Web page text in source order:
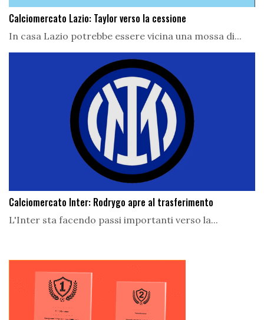
Calciomercato Lazio: Taylor verso la cessione
In casa Lazio potrebbe essere vicina una mossa di...
Calciomercato Inter: Rodrygo apre al trasferimento
L'Inter sta facendo passi importanti verso la...